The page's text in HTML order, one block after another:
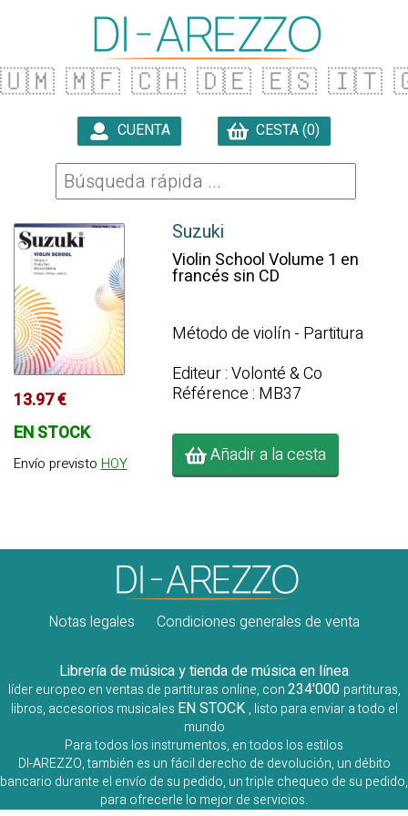
🇺🇲 🇲🇫 🇨🇭 🇩🇪 🇪🇸 🇮🇹
CUENTA CESTA (0)
13.97 €
EN STOCK
Envío previsto HOY
Suzuki
Violin School Volume 1 en
francés sin CD
Método de violín - Partitura
Editeur : Volonté & Co
Référence : MB37
Añadir a la cesta
Notas legales Condiciones generales de venta
Librería de música y tienda de música en línea
líder europeo en ventas de partituras online, con234'000 partituras,
libros, accesorios musicales EN STOCK , listo para enviar a todo el
mundo
Para todos los instrumentos, en todos los estilos
DI-AREZZO, también es un fácil derecho de devolución, un débito
bancario durante el envío de su pedido, un triple chequeo de su pedido,
para ofrecerle lo mejor de servicios.